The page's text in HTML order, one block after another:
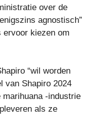
over de
agnostisch”
ervoor kiezen om
“wil worden
van Shapiro 2024
-industrie
als ze